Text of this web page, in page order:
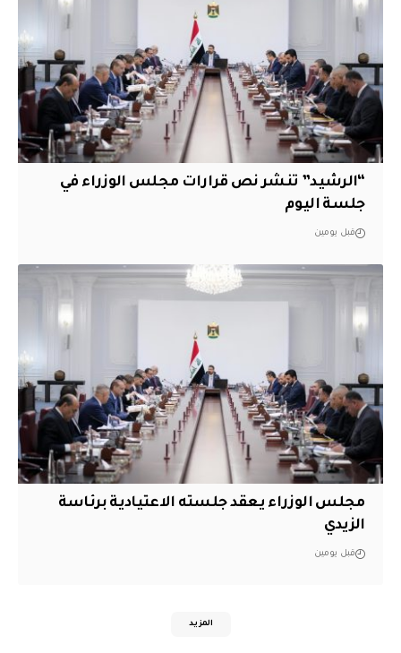
“الرشيد” تنشر نص قرارات مجلس الوزراء في
جلسة اليوم
قبل يومين
مجلس الوزراء يعقد جلسته الاعتيادية برئاسة
الزيدي
قبل يومين
المزيد